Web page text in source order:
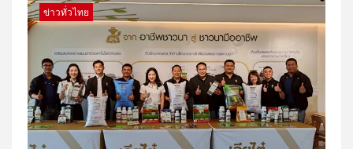
ข่าวทั่วไทย